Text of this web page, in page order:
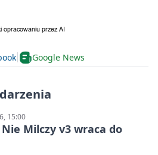
Google News
15:00
Milczy v3 wraca do